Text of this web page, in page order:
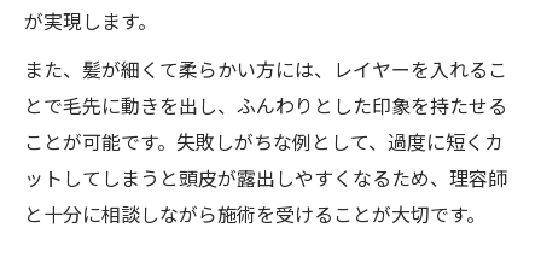
用法
理容室で男性薄毛のボリュームアップを体
感
薄毛に悩む男性に理容室ができるサポート
が実現します。
また、髪が細くて柔らかい方には、レイヤーを入れるこ
とで毛先に動きを出し、ふんわりとした印象を持たせる
ことが可能です。失敗しがちな例として、過度に短くカ
ットしてしまうと頭皮が露出しやすくなるため、理容師
と十分に相談しながら施術を受けることが大切です。